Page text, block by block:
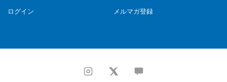
ログイン メルマガ登録